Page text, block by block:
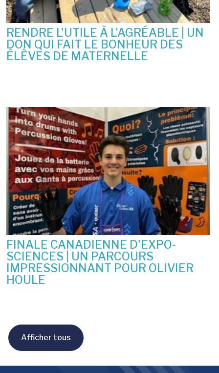
RENDRE L'UTILE À L'AGRÉABLE | UN
DON QUI FAIT LE BONHEUR DES
ÉLÈVES DE MATERNELLE
FINALE CANADIENNE D'EXPO-
SCIENCES | UN PARCOURS
IMPRESSIONNANT POUR OLIVIER
HOULE
Afficher tous